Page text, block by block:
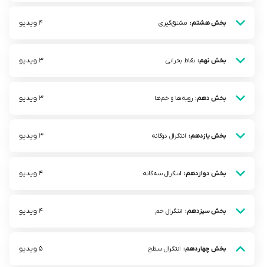
بخش هشتم: مشتق‌گیری 4 ویدیو
بخش نهم: نقاط بحرانی 3 ویدیو
بخش دهم: رویه‌ها و خم‌ها 3 ویدیو
بخش یازدهم: انتگرال دوگانه 3 ویدیو
بخش دوازدهم: انتگرال سه‌گانه 4 ویدیو
بخش سیزدهم: انتگرال خم 4 ویدیو
بخش چهاردهم: انتگرال سطح 5 ویدیو